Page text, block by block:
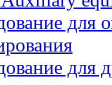
для
для